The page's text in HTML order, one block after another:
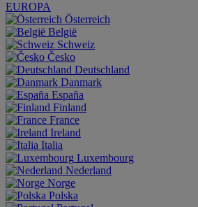
EUROPA
Österreich
België
Schweiz
Česko
Deutschland
Danmark
España
Finland
France
Ireland
Italia
Luxembourg
Nederland
Norge
Polska